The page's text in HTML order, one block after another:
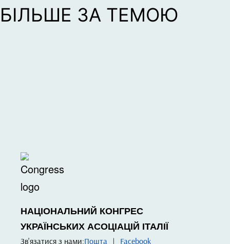
БІЛЬШЕ ЗА ТЕМОЮ
НАЦІОНАЛЬНИЙ КОНГРЕС
УКРАЇНСЬКИХ АСОЦІАЦІЙ ІТАЛІЇ
Зв'язатися з нами:Пошта | Facebook